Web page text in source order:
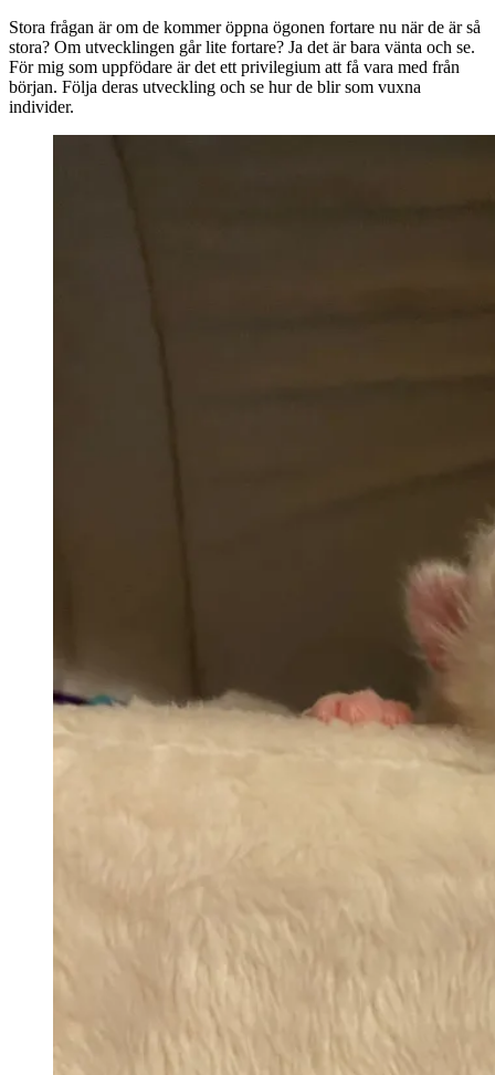
Stora frågan är om de kommer öppna ögonen fortare nu när de är så
stora? Om utvecklingen går lite fortare? Ja det är bara vänta och se.
För mig som uppfödare är det ett privilegium att få vara med från
början. Följa deras utveckling och se hur de blir som vuxna
individer.